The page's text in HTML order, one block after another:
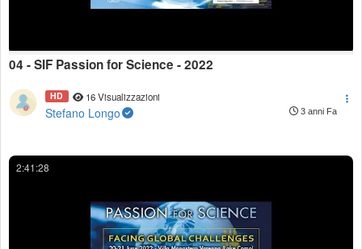
04 - SIF Passion for Science - 2022
HD 16 Visualizzazioni
Stefano Longo 3 anni Fa
2:41:28